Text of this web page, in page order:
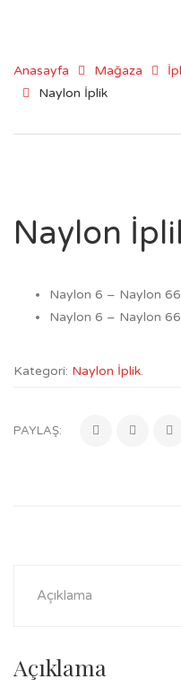
Anasayfa Mağaza
Naylon İplik
Naylon
Naylon 6 – Naylon
Naylon 6 – Naylon
Kategori: Naylon İplik.
PAYLAŞ:
Açıklama
Açıklama